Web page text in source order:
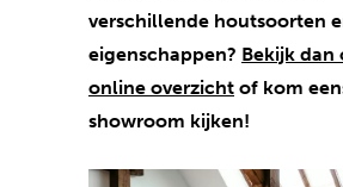
verschillende houtsoorten
eigenschappen? Bekijk dan
online overzicht of kom
showroom kijken!